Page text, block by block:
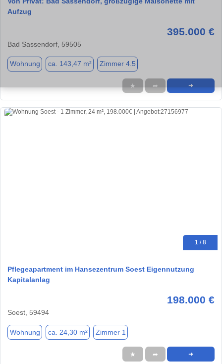
Aufzug
395.000 €
Bad Sassendorf, 59505
Wohnung ca. 143,47 m² Zimmer 4.5
★ ➦ ➜
1 / 8
Pflegeapartment im Hansezentrum Soest Eigennutzung
Kapitalanlag
198.000 €
Soest, 59494
Wohnung ca. 24,30 m² Zimmer 1
★ ➦ ➜